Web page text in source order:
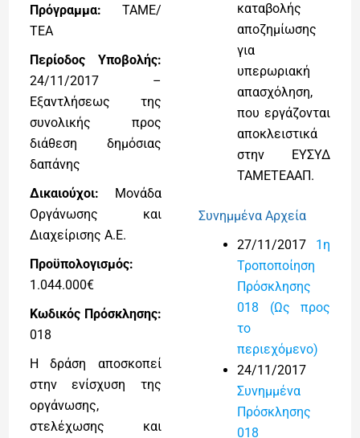
Πρόγραμμα: ΤΑΜΕ/
ΤΕΑ
Περίοδος Υποβολής:
24/11/2017 –
Εξαντλήσεως της
συνολικής προς
διάθεση δημόσιας
δαπάνης
Δικαιούχοι: Μονάδα
Οργάνωσης και
Διαχείρισης Α.Ε.
Προϋπολογισμός:
1.044.000€
Κωδικός Πρόσκλησης:
018
Η δράση αποσκοπεί
στην ενίσχυση της
οργάνωσης,
στελέχωσης και
καταβολής
αποζημίωσης
για
υπερωριακή
απασχόληση,
που εργάζονται
αποκλειστικά
στην ΕΥΣΥΔ
ΤΑΜΕΤΕΑΑΠ.
Συνημμένα Αρχεία
27/11/2017 1η
Τροποποίηση
Πρόσκλησης
018 (Ως προς
το
περιεχόμενο)
24/11/2017
Συνημμένα
Πρόσκλησης
018